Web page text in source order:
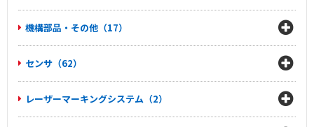
機構部品・その他（17）
センサ（62）
レーザーマーキングシステム（2）